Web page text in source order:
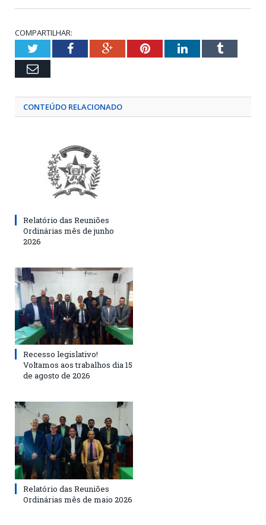
COMPARTILHAR:
TwitterFacebookGoogle+PinterestLinkedInTumblr
Email
CONTEÚDO RELACIONADO
Relatório das Reuniões
Ordinárias mês de junho
2026
Recesso legislativo!
Voltamos aos trabalhos dia 15
de agosto de 2026
Relatório das Reuniões
Ordinárias mês de maio 2026